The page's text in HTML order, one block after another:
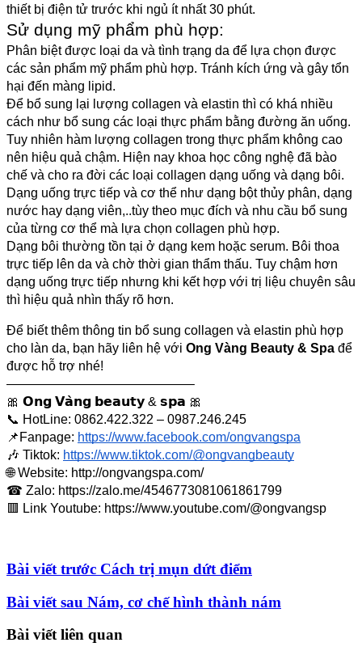
thiết bị điện tử trước khi ngủ ít nhất 30 phút.
Sử dụng mỹ phẩm phù hợp:
Phân biệt được loại da và tình trạng da để lựa chọn được
các sản phẩm mỹ phẩm phù hợp. Tránh kích ứng và gây tổn
hại đến màng lipid.
Để bổ sung lại lượng collagen và elastin thì có khá nhiều
cách như bổ sung các loại thực phẩm bằng đường ăn uống.
Tuy nhiên hàm lượng collagen trong thực phẩm không cao
nên hiệu quả chậm. Hiện nay khoa học công nghệ đã bào
chế và cho ra đời các loại collagen dạng uống và dạng bôi.
Dạng uống trực tiếp và cơ thể như dạng bột thủy phân, dạng
nước hay dạng viên,..tùy theo mục đích và nhu cầu bổ sung
của từng cơ thể mà lựa chọn collagen phù hợp.
Dạng bôi thường tồn tại ở dạng kem hoặc serum. Bôi thoa
trực tiếp lên da và chờ thời gian thẩm thấu. Tuy chậm hơn
dạng uống trực tiếp nhưng khi kết hợp với trị liệu chuyên sâu
thì hiệu quả nhìn thấy rõ hơn.
Để biết thêm thông tin bổ sung collagen và elastin phù hợp
cho làn da, bạn hãy liên hệ với Ong Vàng Beauty & Spa để
được hỗ trợ nhé!
——————————————–
🎀 𝗢𝗻𝗴 𝗩𝗮̀𝗻𝗴 𝗯𝗲𝗮𝘂𝘁𝘆 & 𝘀𝗽𝗮 🎀
📞 HotLine: 0862.422.322 – 0987.246.245
📌Fanpage: https://www.facebook.com/ongvangspa
️🎶 Tiktok: https://www.tiktok.com/@ongvangbeauty
🌐 Website: http://ongvangspa.com/
☎ Zalo: https://zalo.me/4546773081061861799
🟥 Link Youtube: https://www.youtube.com/@ongvangsp
Bài viết trước Cách trị mụn dứt điểm
Bài viết sau Nám, cơ chế hình thành nám
Bài viết liên quan